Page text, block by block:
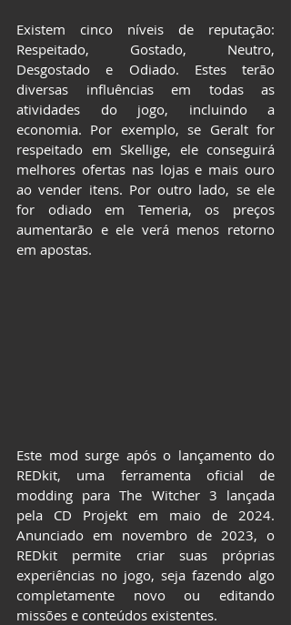
Existem cinco níveis de reputação:
Respeitado, Gostado, Neutro,
Desgostado e Odiado. Estes terão
diversas influências em todas as
atividades do jogo, incluindo a
economia. Por exemplo, se Geralt for
respeitado em Skellige, ele conseguirá
melhores ofertas nas lojas e mais ouro
ao vender itens. Por outro lado, se ele
for odiado em Temeria, os preços
aumentarão e ele verá menos retorno
em apostas.
Este mod surge após o lançamento do
REDkit, uma ferramenta oficial de
modding para The Witcher 3 lançada
pela CD Projekt em maio de 2024.
Anunciado em novembro de 2023, o
REDkit permite criar suas próprias
experiências no jogo, seja fazendo algo
completamente novo ou editando
missões e conteúdos existentes.